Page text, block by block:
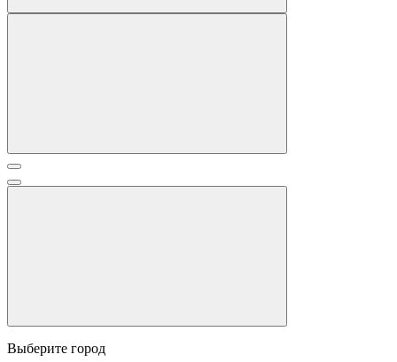
Выберите город